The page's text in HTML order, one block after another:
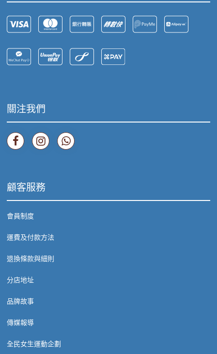
關注我們
顧客服務
會員制度
運費及付款方法
退換條款與細則
分店地址
品牌故事
傳媒報導
全民女生運動企劃